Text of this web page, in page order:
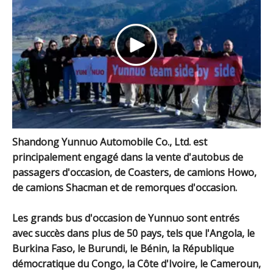
Shandong Yunnuo Automobile Co., Ltd. est
principalement engagé dans la vente d'autobus de
passagers d'occasion, de Coasters, de camions Howo,
de camions Shacman et de remorques d'occasion.
Les grands bus d'occasion de Yunnuo sont entrés
avec succès dans plus de 50 pays, tels que l'Angola, le
Burkina Faso, le Burundi, le Bénin, la République
démocratique du Congo, la Côte d'Ivoire, le Cameroun,